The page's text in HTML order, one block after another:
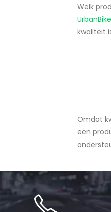
Welk
kwaliteit
Omdat
een